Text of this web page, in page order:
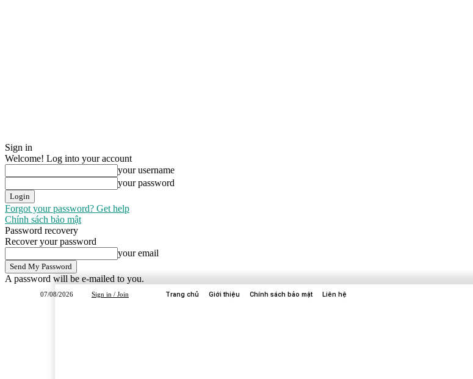
Sign in
Welcome! Log into your account
your username
your password
Forgot your password? Get help
Chính sách bảo mật
Password recovery
Recover your password
your email
A password will be e-mailed to you.
07/08/2026 Sign in / Join Trang chủ Giới thiệu Chính sách bảo mật Liên hệ